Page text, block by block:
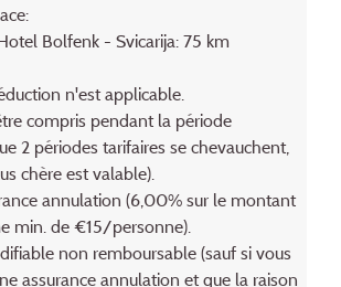
Bolfenk - Svicarija: 75 km
n'est applicable.
compris pendant la période
2 périodes tarifaires se chevauchent,
chère est valable).
annulation (6,00% sur le montant
min. de €15/personne).
non remboursable (sauf si vous
assurance annulation et que la raison